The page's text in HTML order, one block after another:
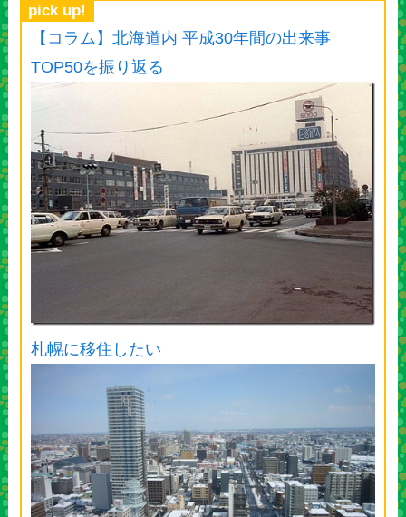
pick up!
【コラム】北海道内 平成30年間の出来事
TOP50を振り返る
札幌に移住したい